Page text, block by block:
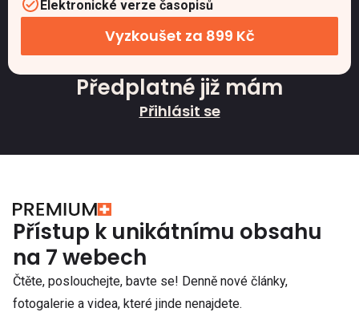
Elektronické verze časopisů
Vyzkoušet za 899 Kč
Předplatné již mám
Přihlásit se
Přístup k unikátnímu obsahu
na 7 webech
Čtěte, poslouchejte, bavte se! Denně nové články,
fotogalerie a videa, které jinde nenajdete.